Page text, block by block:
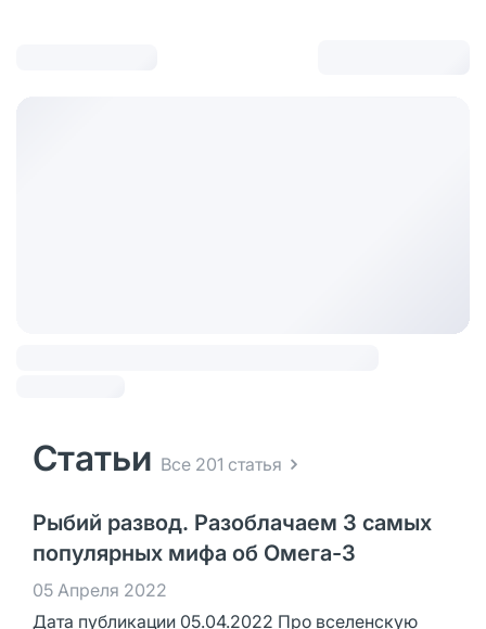
Статьи Все 201 статья
Рыбий развод. Разоблачаем 3 самых
популярных мифа об Омега-3
05 Апреля 2022
Дата публикации 05.04.2022 Про вселенскую